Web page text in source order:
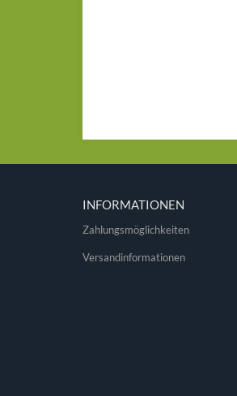
INFORMATIONEN
Zahlungsmöglichkeiten
Versandinformationen